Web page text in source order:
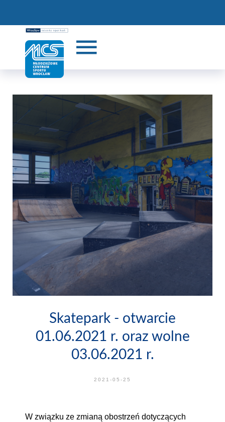
Skatepark - otwarcie
01.06.2021 r. oraz wolne
03.06.2021 r.
2021-05-25
W związku ze zmianą obostrzeń dotyczących